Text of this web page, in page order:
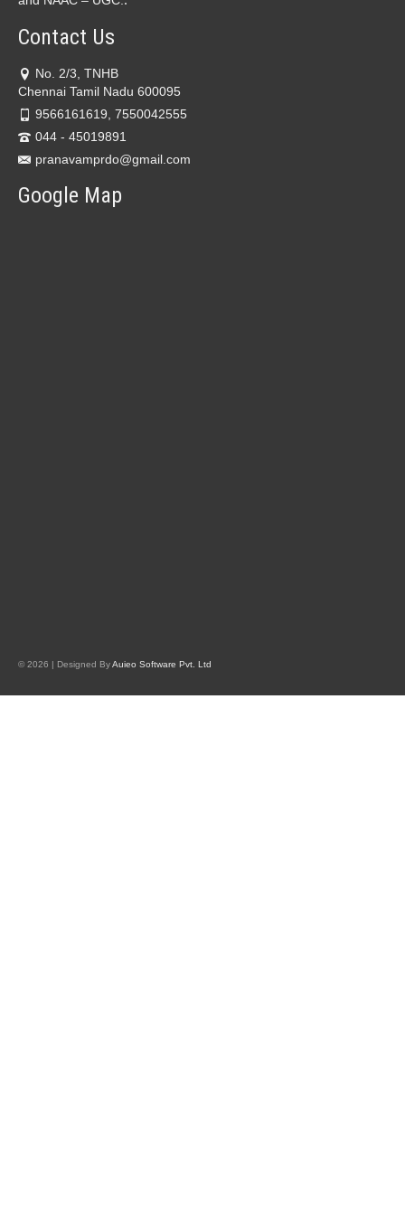
Contact Us
No. 2/3, TNHB
Chennai Tamil Nadu 600095
9566161619, 7550042555
044 - 45019891
pranavamprdo@gmail.com
Google Map
© 2026 | Designed ByAuieo Software Pvt. Ltd